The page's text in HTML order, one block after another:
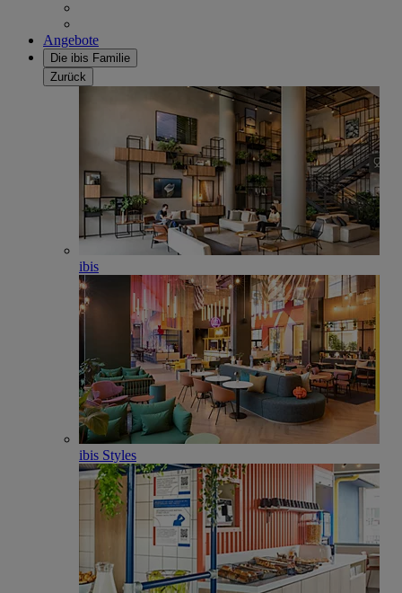
Angebote
Die ibis Familie
Zurück
ibis
ibis Styles